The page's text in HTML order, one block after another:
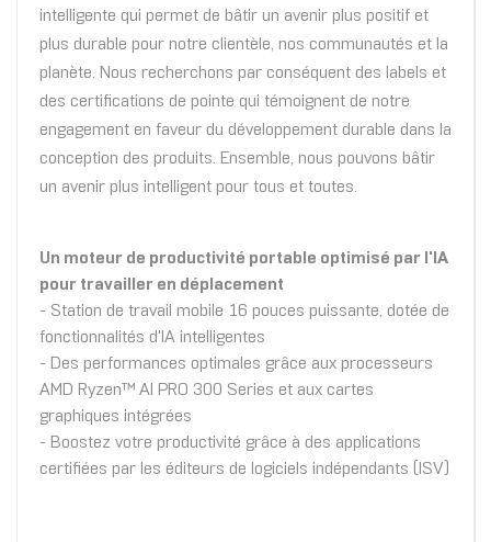
intelligente qui permet de bâtir un avenir plus positif et
plus durable pour notre clientèle, nos communautés et la
planète. Nous recherchons par conséquent des labels et
des certifications de pointe qui témoignent de notre
engagement en faveur du développement durable dans la
conception des produits. Ensemble, nous pouvons bâtir
un avenir plus intelligent pour tous et toutes.
Un moteur de productivité portable optimisé par l'IA
pour travailler en déplacement
- Station de travail mobile 16 pouces puissante, dotée de
fonctionnalités d'IA intelligentes
- Des performances optimales grâce aux processeurs
AMD Ryzen™ AI PRO 300 Series et aux cartes
graphiques intégrées
- Boostez votre productivité grâce à des applications
certifiées par les éditeurs de logiciels indépendants (ISV)